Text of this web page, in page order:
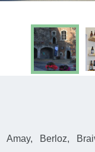
Amay, Berloz,